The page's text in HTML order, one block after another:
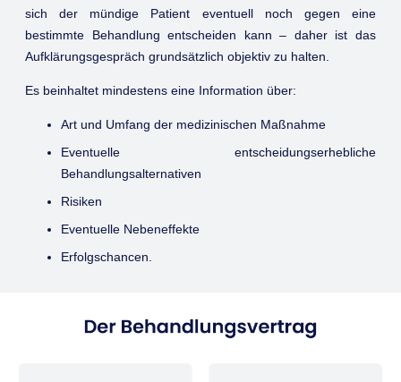
sich der mündige Patient eventuell noch gegen eine
bestimmte Behandlung entscheiden kann – daher ist das
Aufklärungsgespräch grundsätzlich objektiv zu halten.
Es beinhaltet mindestens eine Information über:
Art und Umfang der medizinischen Maßnahme
Eventuelle entscheidungserhebliche
Behandlungsalternativen
Risiken
Eventuelle Nebeneffekte
Erfolgschancen.